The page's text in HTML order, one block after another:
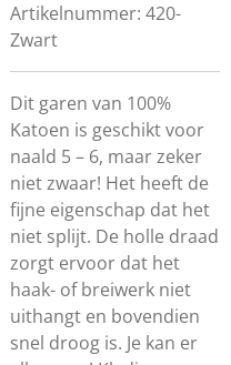
Artikelnummer: 420-
Zwart
Dit garen van 100%
Katoen is geschikt voor
naald 5 – 6, maar zeker
niet zwaar! Het heeft de
fijne eigenschap dat het
niet splijt. De holle draad
zorgt ervoor dat het
haak- of breiwerk niet
uithangt en bovendien
snel droog is. Je kan er